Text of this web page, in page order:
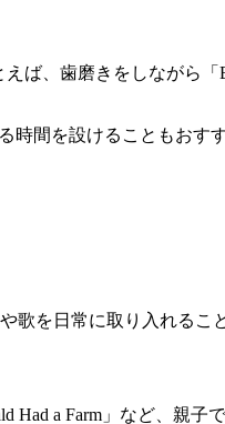
ば、歯磨きをしながら「
時間を設けることもおす
歌を日常に取り入れるこ
Had a Farm」など、親